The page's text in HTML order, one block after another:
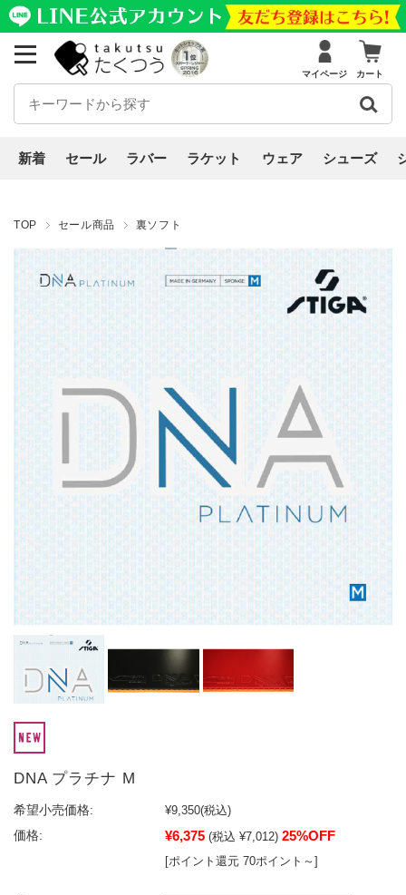
マイページ カート
新着 セール ラバー ラケット ウェア シューズ
TOP セール商品 裏ソフト
DNA プラチナ M
希望小売価格: ¥9,350(税込)
価格:
¥6,375 (税込 ¥7,012) 25%OFF
[ポイント還元 70ポイント～]